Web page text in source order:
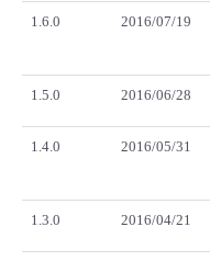
1.6.0 2016/07/19
1.5.0 2016/06/28
1.4.0 2016/05/31
1.3.0 2016/04/21